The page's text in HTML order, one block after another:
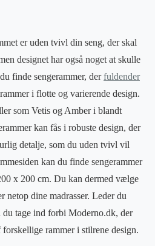
er uden tvivl din seng, der skal
designet har også noget at skulle
finde sengerammer, derfuldender
i flotte og varierende design.
som Vetis og Amber i blandt
kan fås i robuste design, der
detalje, som du uden tvivl vil
kan du finde sengerammer
x 200 cm. Du kan dermed vælge
netop dine madrasser. Leder du
du tage ind forbi Moderno.dk, der
rammer i stilrene design.